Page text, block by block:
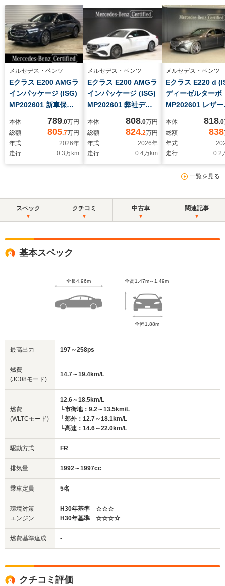
メルセデス・ベンツ
Eクラス E200 AMGラ
インパッケージ (ISG)
MP202601 新車保証
承 認定中古車 元弊
社デモカー AMGラ
イン ヘッドアップデ
ト 360°カメラシス
本体 789.0万円
総額
805.7万円
年式
2026年
走行
0.3万km
メルセデス・ベンツ
Eクラス E200 AMGラ
インパッケージ (ISG)
MP202601 弊社デモ
継承 AMGラインパ
ッケージ アドバンス
ドパッケージ 360°
ビゲーション シート
本体 808.0万円
総額
824.2万円
年式
2026年
走行
0.4万km
メルセデス・ベンツ
Eクラス E220 d
ディーゼルターボ
MP202601 レザー
ージ シートヒー
ー シートベンチ
ター エアバラン
Apple CarPlay
ートキー ワイヤ
チャージング
本体 818.0
総額
838
年式
走行
0.2
一覧を見る
スペック クチコミ 中古車 関連記事
基本スペック
全長4.96m 全高1.47m～1.49m
全幅1.88m
最高出力 197～258ps
燃費
(JC08モード)
14.7～19.4km/L
燃費
(WLTCモード)
12.6～18.5km/L
└市街地：9.2～13.5km/L
└郊外：12.7～18.1km/L
└高速：14.6～22.0km/L
駆動方式 FR
排気量 1992～1997cc
乗車定員 5名
環境対策
エンジン
H30年基準 ☆☆☆
H30年基準 ☆☆☆☆
燃費基準達成 -
クチコミ評価